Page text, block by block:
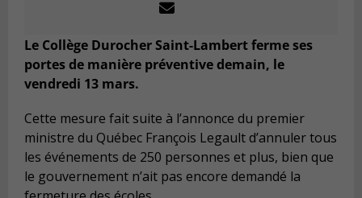
Le Collège Durocher Saint-Lambert ferme ses
portes de manière préventive demain, le
vendredi 13 mars.
Cette mesure fait suite à l’annonce du premier
ministre du Québec François Legault d’annuler tous
les événements de 250 personnes et plus, bien que
le gouvernement n’ait pas encore demandé la